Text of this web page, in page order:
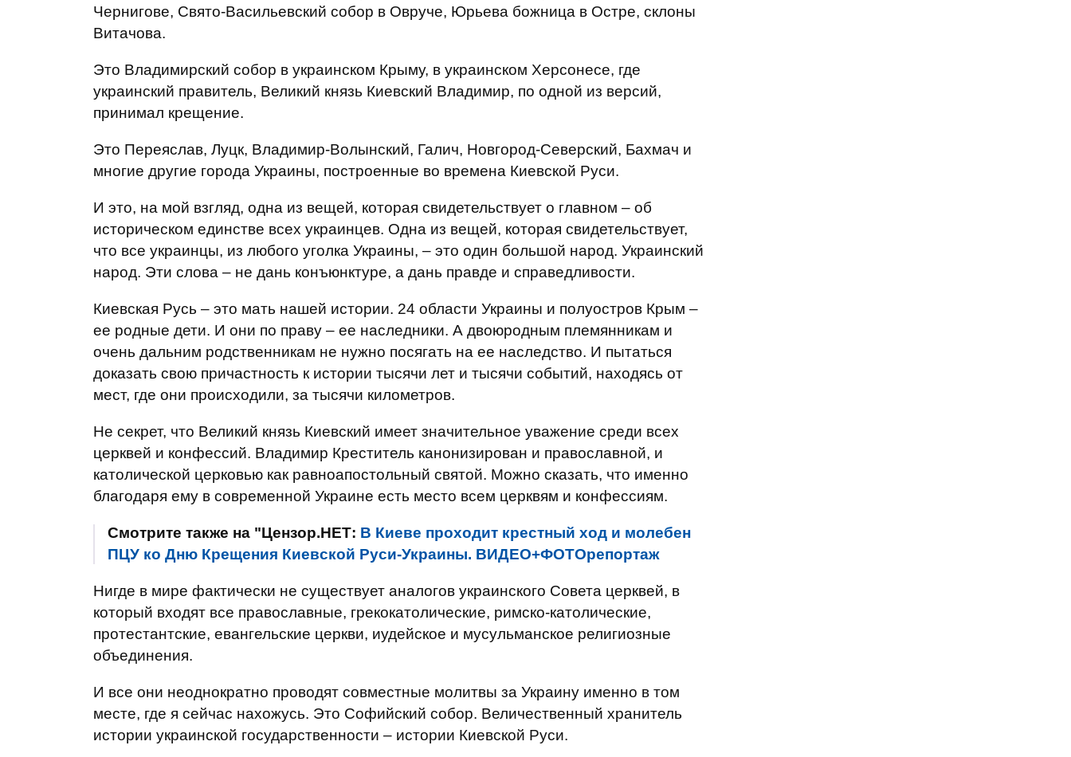
Чернигове, Свято-Васильевский собор в Овруче, Юрьева божница в Остре, склоны
Витачова.
Это Владимирский собор в украинском Крыму, в украинском Херсонесе, где
украинский правитель, Великий князь Киевский Владимир, по одной из версий,
принимал крещение.
Это Переяслав, Луцк, Владимир-Волынский, Галич, Новгород-Северский, Бахмач и
многие другие города Украины, построенные во времена Киевской Руси.
И это, на мой взгляд, одна из вещей, которая свидетельствует о главном – об
историческом единстве всех украинцев. Одна из вещей, которая свидетельствует,
что все украинцы, из любого уголка Украины, – это один большой народ. Украинский
народ. Эти слова – не дань конъюнктуре, а дань правде и справедливости.
Киевская Русь – это мать нашей истории. 24 области Украины и полуостров Крым –
ее родные дети. И они по праву – ее наследники. А двоюродным племянникам и
очень дальним родственникам не нужно посягать на ее наследство. И пытаться
доказать свою причастность к истории тысячи лет и тысячи событий, находясь от
мест, где они происходили, за тысячи километров.
Не секрет, что Великий князь Киевский имеет значительное уважение среди всех
церквей и конфессий. Владимир Креститель канонизирован и православной, и
католической церковью как равноапостольный святой. Можно сказать, что именно
благодаря ему в современной Украине есть место всем церквям и конфессиям.
Смотрите также на "Цензор.НЕТ: В Киеве проходит крестный ход и молебен
ПЦУ ко Дню Крещения Киевской Руси-Украины. ВИДЕО+ФОТОрепортаж
Нигде в мире фактически не существует аналогов украинского Совета церквей, в
который входят все православные, грекокатолические, римско-католические,
протестантские, евангельские церкви, иудейское и мусульманское религиозные
объединения.
И все они неоднократно проводят совместные молитвы за Украину именно в том
месте, где я сейчас нахожусь. Это Софийский собор. Величественный хранитель
истории украинской государственности – истории Киевской Руси.